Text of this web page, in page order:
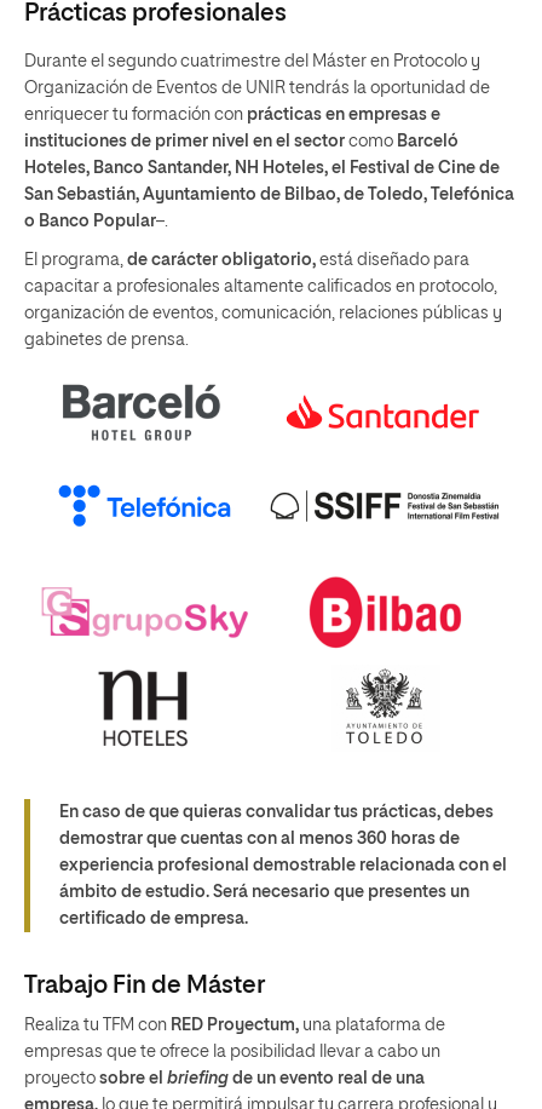
Prácticas profesionales
Durante el segundo cuatrimestre del Máster en Protocolo y
Organización de Eventos de UNIR tendrás la oportunidad de
enriquecer tu formación con prácticas en empresas e
instituciones de primer nivel en el sector como Barceló
Hoteles, Banco Santander, NH Hoteles, el Festival de Cine de
San Sebastián, Ayuntamiento de Bilbao, de Toledo, Telefónica
o Banco Popular–.
El programa, de carácter obligatorio, está diseñado para
capacitar a profesionales altamente calificados en protocolo,
organización de eventos, comunicación, relaciones públicas y
gabinetes de prensa.
En caso de que quieras convalidar tus prácticas, debes
demostrar que cuentas con al menos 360 horas de
experiencia profesional demostrable relacionada con el
ámbito de estudio. Será necesario que presentes un
certificado de empresa.
Trabajo Fin de Máster
Realiza tu TFM con RED Proyectum, una plataforma de
empresas que te ofrece la posibilidad llevar a cabo un
proyecto sobre el briefing de un evento real de una
empresa, lo que te permitirá impulsar tu carrera profesional y